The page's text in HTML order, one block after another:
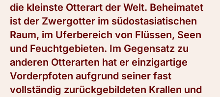
die kleinste Otterart der Welt. Beheimatet
ist der Zwergotter im südostasiatischen
Raum, im Uferbereich von Flüssen, Seen
und Feuchtgebieten. Im Gegensatz zu
anderen Otterarten hat er einzigartige
Vorderpfoten aufgrund seiner fast
vollständig zurückgebildeten Krallen und